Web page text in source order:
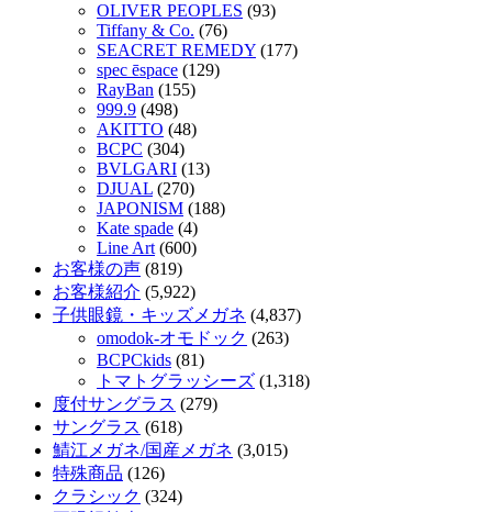
OLIVER PEOPLES (93)
Tiffany & Co. (76)
SEACRET REMEDY (177)
spec ēspace (129)
RayBan (155)
999.9 (498)
AKITTO (48)
BCPC (304)
BVLGARI (13)
DJUAL (270)
JAPONISM (188)
Kate spade (4)
Line Art (600)
お客様の声 (819)
お客様紹介 (5,922)
子供眼鏡・キッズメガネ (4,837)
omodok-オモドック (263)
BCPCkids (81)
トマトグラッシーズ (1,318)
度付サングラス (279)
サングラス (618)
鯖江メガネ/国産メガネ (3,015)
特殊商品 (126)
クラシック (324)